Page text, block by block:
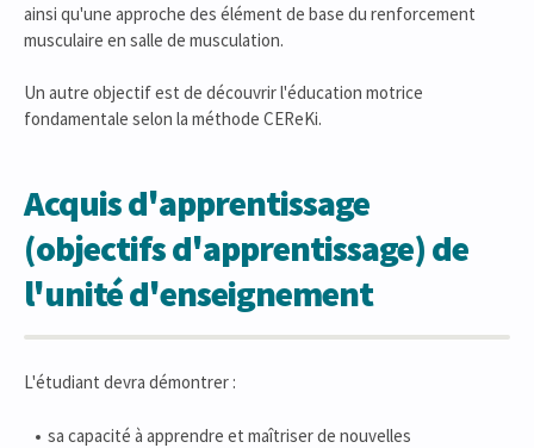
ainsi qu'une approche des élément de base du renforcement
musculaire en salle de musculation.
Un autre objectif est de découvrir l'éducation motrice
fondamentale selon la méthode CEReKi.
Acquis d'apprentissage
(objectifs d'apprentissage) de
l'unité d'enseignement
L'étudiant devra démontrer :
sa capacité à apprendre et maîtriser de nouvelles